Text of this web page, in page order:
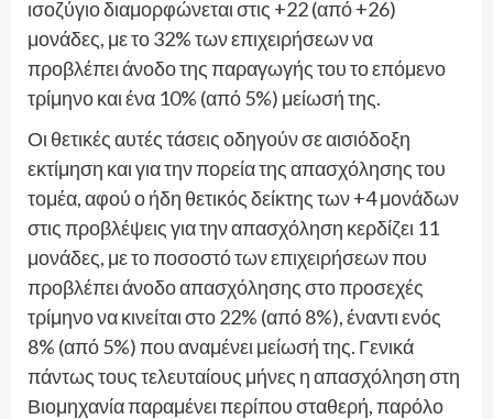
ισοζύγιο διαμορφώνεται στις +22 (από +26)
μονάδες, με το 32% των επιχειρήσεων να
προβλέπει άνοδο της παραγωγής του το επόμενο
τρίμηνο και ένα 10% (από 5%) μείωσή της.
Οι θετικές αυτές τάσεις οδηγούν σε αισιόδοξη
εκτίμηση και για την πορεία της απασχόλησης του
τομέα, αφού ο ήδη θετικός δείκτης των +4 μονάδων
στις προβλέψεις για την απασχόληση κερδίζει 11
μονάδες, με το ποσοστό των επιχειρήσεων που
προβλέπει άνοδο απασχόλησης στο προσεχές
τρίμηνο να κινείται στο 22% (από 8%), έναντι ενός
8% (από 5%) που αναμένει μείωσή της. Γενικά
πάντως τους τελευταίους μήνες η απασχόληση στη
Βιομηχανία παραμένει περίπου σταθερή, παρόλο